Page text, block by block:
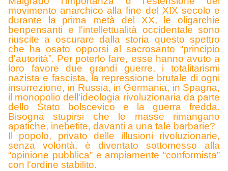
movimento anarchico alla fine del XIX secolo e
durante la prima metà del XX, le oligarchie
benpensanti e l'intellettualità occidentale sono
riuscite a oscurare dalla storia questo spettro
che ha osato opporsi al sacrosanto “principio
d'autorità”. Per poterlo fare, esse hanno avuto a
loro favore due grandi guerre, i totalitarismi
nazista e fascista, la repressione brutale di ogni
insurrezione, in Russia, in Germania, in Spagna,
il monopolio dell'ideologia rivoluzionaria da parte
dello Stato bolscevico e la guerra fredda.
Bisogna stupirsi che le masse rimangano
apatiche, inebetite, davanti a una tale barbarie?
I l popolo, privato delle illusioni rivoluzionarie,
senza volontà, è diventato sottomesso alla
“opinione pubblica” e ampiamente “conformista”
con l'ordine stabilito.